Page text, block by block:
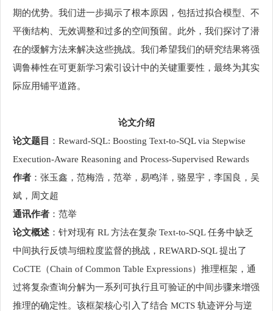
期的优势。我们进一步揭示了根本原因，包括过拟合模型、不
平衡结构、无效调整和过多的空间预留。此外，我们探讨了潜
在的缓解方法来解决这些挑战。我们希望我们的研究结果将强
调鲁棒性在可更新学习索引设计中的关键重要性，最终为其实
际应用铺平道路。
论文介绍
论文题目
：Reward-SQL: Boosting Text-to-SQL via Stepwise
Execution-Aware Reasoning and Process-Supervised Rewards
作者 ：张玉鑫，范梅浩，范举，易鸣洋，骆昱宇，李国良，吴
斌，周文超
通讯作者 ：范举
论文概述 ：针对现有 RL 方法在复杂 Text-to-SQL 任务中缺乏
中间执行反馈与细粒度监督的挑战，REWARD-SQL 提出了
CoCTE（Chain of Common Table Expressions）推理框架，通
过将复杂查询分解为一系列可执行且可验证的中间步骤来增强
推理的确定性。该框架核心引入了结合 MCTS 轨迹评分与逆